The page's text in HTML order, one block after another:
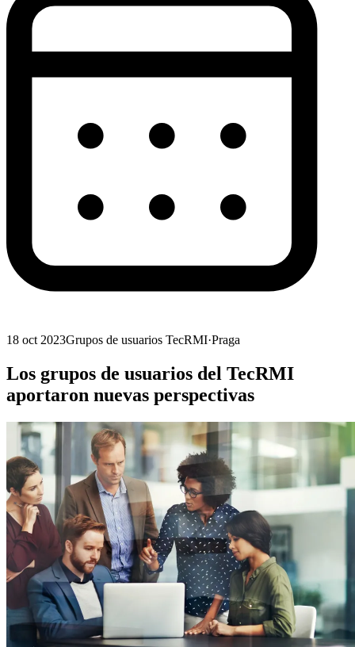
18 oct 2023Grupos de usuarios TecRMI·Praga
Los grupos de usuarios del TecRMI
aportaron nuevas perspectivas